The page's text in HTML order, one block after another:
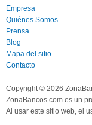
Empresa
Quiénes Somos
Prensa
Blog
Mapa del sitio
Contacto
Copyright © 2026
ZonaBancos.com es un
Al usar este sitio web, el